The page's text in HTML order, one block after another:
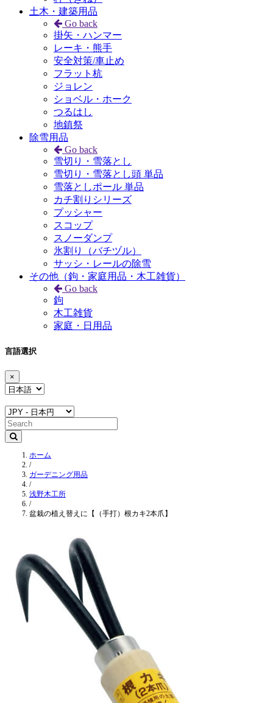
土木・建築用品
Go back
掛矢・ハンマー
レーキ・熊手
安全対策/車止め
フラット杭
ジョレン
ショベル・ホーク
つるはし
地鎮祭
除雪用品
Go back
雪切り・雪落とし
雪切り・雪落とし頭 単品
雪落としポール 単品
カチ割りシリーズ
プッシャー
スコップ
スノーダンプ
氷割り（バチヅル）
サッシ・レールの除雪
その他（鉤・家庭用品・木工雑貨）
Go back
鉤
木工雑貨
家庭・日用品
言語選択
×
ホーム
/
ガーデニング用品
/
浅野木工所
/
盆栽の植え替えに【（手打）根カキ2本爪】